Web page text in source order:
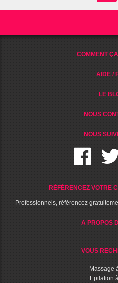
en
COMMENT
AIDE /
LE
NOUS
NOUS
RÉFÉRENCEZ VOTRE
Professionnels, référencez
A PROPOS
VOUS
Massage
Epilation